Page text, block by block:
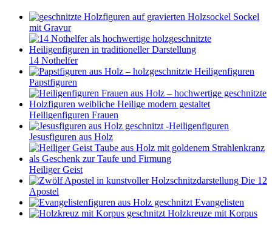
Sockel
mit Gravur
14 Nothelfer
Papstfiguren
Heiligenfiguren Frauen
Jesusfiguren aus Holz
Heiliger Geist
Die 12
Apostel
Evangelisten
Holzkreuze mit Korpus